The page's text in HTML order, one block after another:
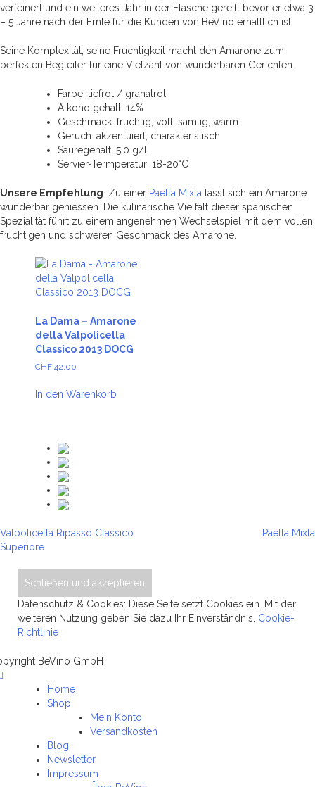
verfeinert und ein weiteres Jahr in der Flasche gereift bevor er etwa 3
– 5 Jahre nach der Ernte für die Kunden von BeVino erhältlich ist.
Seine Komplexität, seine Fruchtigkeit macht den Amarone zum
perfekten Begleiter für eine Vielzahl von wunderbaren Gerichten.
Farbe: tiefrot / granatrot
Alkoholgehalt: 14%
Geschmack: fruchtig, voll, samtig, warm
Geruch: akzentuiert, charakteristisch
Säuregehalt: 5.0 g/l
Servier-Termperatur: 18-20°C
Unsere Empfehlung: Zu einer Paella Mixta lässt sich ein Amarone
wunderbar geniessen. Die kulinarische Vielfalt dieser spanischen
Spezialität führt zu einem angenehmen Wechselspiel mit dem vollen,
fruchtigen und schweren Geschmack des Amarone.
La Dama – Amarone
della Valpolicella
Classico 2013 DOCG
CHF 42.00
In den Warenkorb
Beitragsnavigation
Valpolicella Ripasso Classico
Superiore
Paella Mixta
Datenschutz & Cookies: Diese Seite setzt Cookies ein. Mit der
weiteren Nutzung geben Sie dazu Ihr Einverständnis. Cookie-
Richtlinie
BeVino GmbH
Home
Shop
Mein Konto
Versandkosten
Blog
Newsletter
Impressum